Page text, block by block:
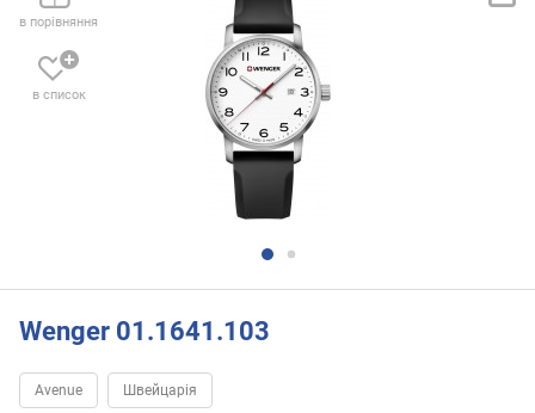
в порівняння
в список
Wenger 01.1641.103
Avenue Швейцарія